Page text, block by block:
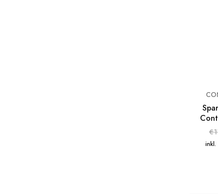
€
inkl.